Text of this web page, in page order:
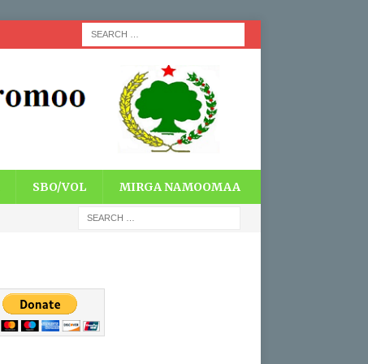
SBO/VOL MIRGA NAMOOMAA